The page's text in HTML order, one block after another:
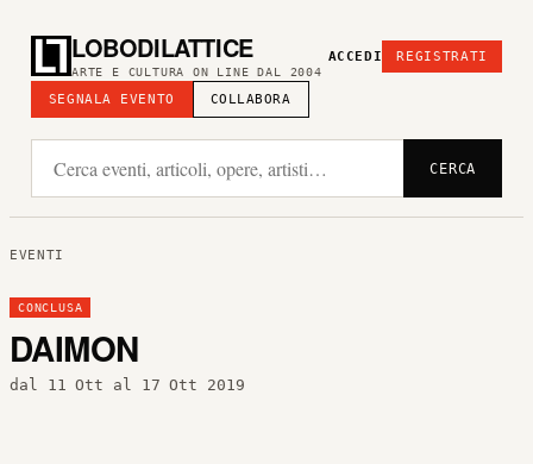
LOBODILATTICE
ARTE E CULTURA ON LINE DAL 2004
SEGNALA EVENTO COLLABORA
ACCEDI REGISTRATI
CERCA
EVENTI
CONCLUSA
DAIMON
dal 11 Ott al 17 Ott 2019